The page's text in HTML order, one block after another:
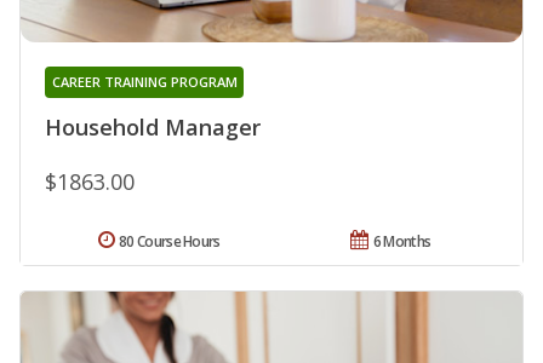
Household Manager
CAREER TRAINING PROGRAM
$1863.00
6 Months
80 Course Hours